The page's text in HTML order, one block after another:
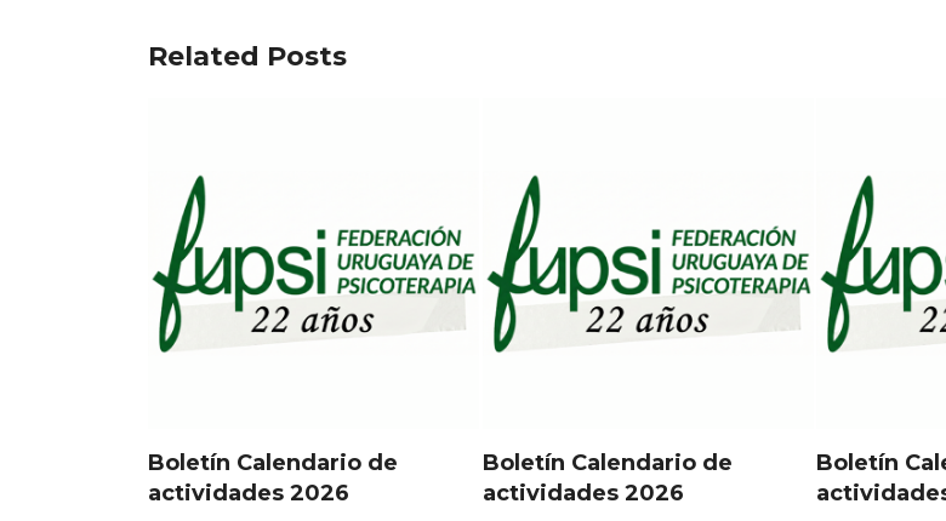
Related Posts
Boletín Calendario de
actividades 2026
Boletín Calendario de
actividades 2026
Boletín